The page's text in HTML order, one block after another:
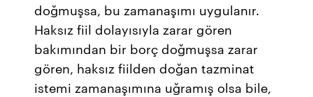
doğmuşsa, bu zamanaşımı uygulanır.
Haksız fiil dolayısıyla zarar gören
bakımından bir borç doğmuşsa zarar
gören, haksız fiilden doğan tazminat
istemi zamanaşımına uğramış olsa bile,